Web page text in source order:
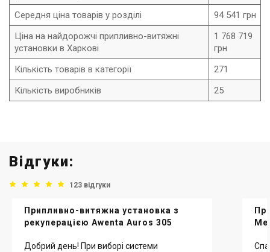
Середня ціна товарів у розділі
94 541 грн
Ціна на найдорожчі припливно-витяжні
установки в Харкові
1 768 719
грн
Кількість товарів в категорії
271
Кількість виробників
25
Відгуки:
123 відгуки
Припливно-витяжна установка з
рекуперацією Awenta Auros 305
Добрий день! При виборі системи